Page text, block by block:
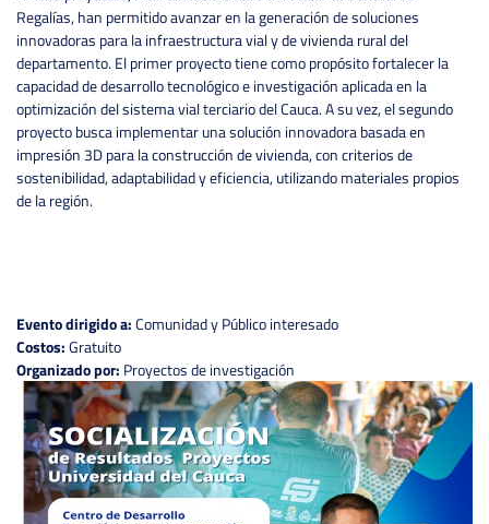
Regalías, han permitido avanzar en la generación de soluciones
innovadoras para la infraestructura vial y de vivienda rural del
departamento. El primer proyecto tiene como propósito fortalecer la
capacidad de desarrollo tecnológico e investigación aplicada en la
optimización del sistema vial terciario del Cauca. A su vez, el segundo
proyecto busca implementar una solución innovadora basada en
impresión 3D para la construcción de vivienda, con criterios de
sostenibilidad, adaptabilidad y eficiencia, utilizando materiales propios
de la región.
Evento dirigido a:Comunidad y Público interesado
Costos:Gratuito
Organizado por: Proyectos de investigación